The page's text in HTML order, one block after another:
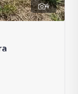
4